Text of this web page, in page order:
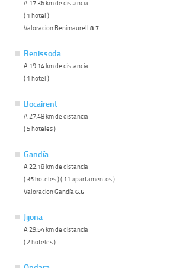
A 17.36 km de distancia
( 1 hotel )
Valoracion Benimaurell 8.7
Benissoda
A 19.14 km de distancia
( 1 hotel )
Bocairent
A 27.48 km de distancia
( 5 hoteles )
Gandía
A 22.18 km de distancia
( 35 hoteles ) ( 11 apartamentos )
Valoracion Gandía 6.6
Jijona
A 29.54 km de distancia
( 2 hoteles )